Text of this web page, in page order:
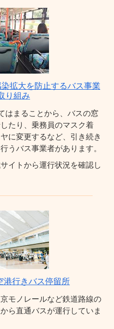
拡大を防止するバス事業
り組み
はまることから、バスの窓
たり、乗務員のマスク着
に変更するなど、引き続き
うバス事業者があります。
イトから運行状況を確認し
港行きバス停留所
モノレールなど鉄道路線の
ら直通バスが運行していま